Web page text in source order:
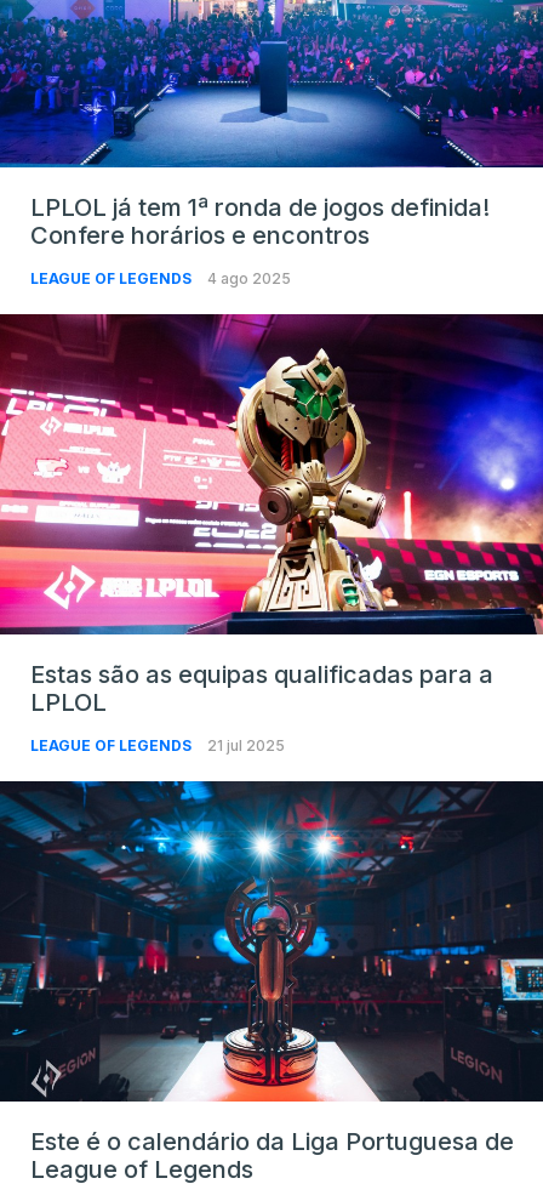
LPLOL já tem 1ª ronda de jogos definida!
Confere horários e encontros
LEAGUE OF LEGENDS 4 ago 2025
Estas são as equipas qualificadas para a
LPLOL
LEAGUE OF LEGENDS 21 jul 2025
Este é o calendário da Liga Portuguesa de
League of Legends